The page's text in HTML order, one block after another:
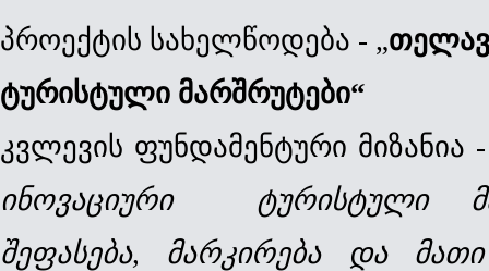
პროექტის სახელწოდება - „
ტურისტული მარშრუტები“
კვლევის ფუნდამენტური მიზანია
ინოვაციური  ტურისტული
შეფასება, მარკირება და